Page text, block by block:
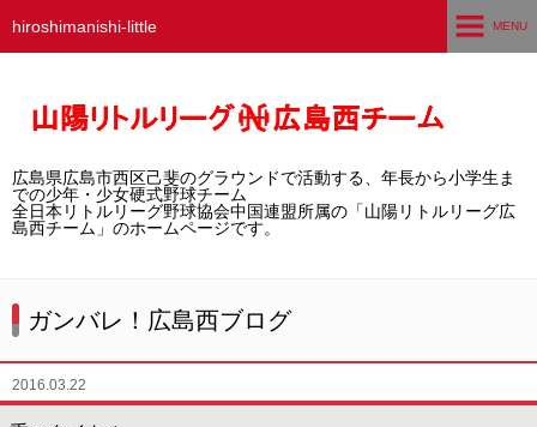
hiroshimanishi-little
広島県広島市西区己斐のグラウンドで活動する、年長から小学生ま
での少年・少女硬式野球チーム
全日本リトルリーグ野球協会中国連盟所属の「山陽リトルリーグ広
島西チーム」のホームページです。
MENU
広島西チームとは
選手募集／体験・見学
試合結果
ガンバレ！広島西ブログ
2016.03.22